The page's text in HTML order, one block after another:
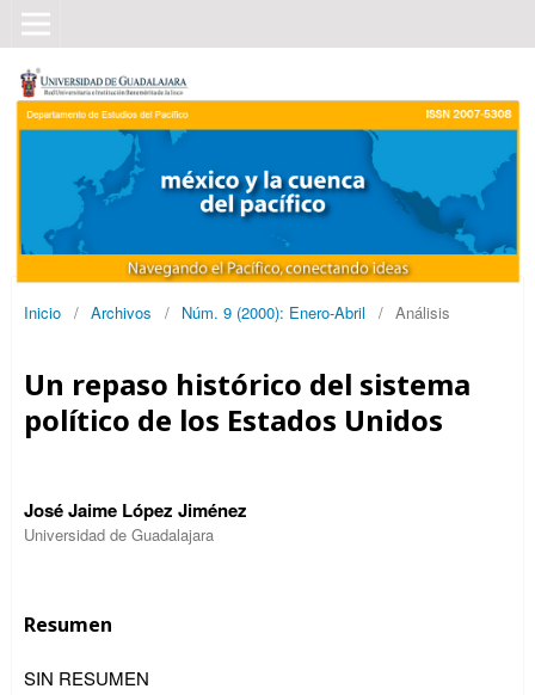
Inicio / Archivos / Núm. 9 (2000): Enero-Abril / Análisis
Un repaso histórico del sistema
político de los Estados Unidos
José Jaime López Jiménez
Universidad de Guadalajara
Resumen
SIN RESUMEN